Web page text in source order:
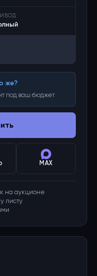
же?
под ваш бюджет
MAX
на аукционе
листу